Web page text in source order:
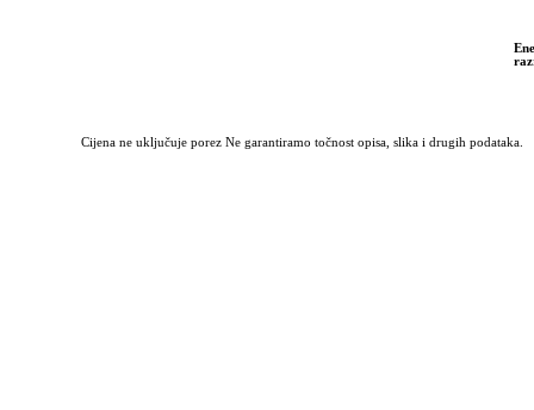
Cijena ne uključuje porez Ne garantiramo točnost opisa, slika i drugih podataka.